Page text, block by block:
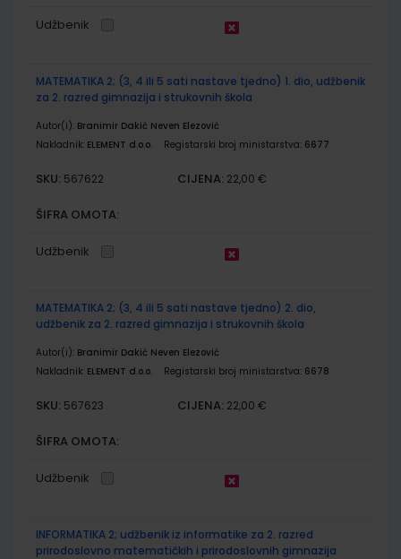
Udžbenik
MATEMATIKA 2; (3, 4 ili 5 sati nastave tjedno) 1. dio, udžbenik
za 2. razred gimnazija i strukovnih škola
Autor(i): Branimir Dakić Neven Elezović
Nakladnik: ELEMENT d.o.o. Registarski broj ministarstva: 6677
SKU: 567622 CIJENA: 22,00 €
ŠIFRA OMOTA:
Udžbenik
MATEMATIKA 2; (3, 4 ili 5 sati nastave tjedno) 2. dio,
udžbenik za 2. razred gimnazija i strukovnih škola
Autor(i): Branimir Dakić Neven Elezović
Nakladnik: ELEMENT d.o.o. Registarski broj ministarstva: 6678
SKU: 567623 CIJENA: 22,00 €
ŠIFRA OMOTA:
Udžbenik
INFORMATIKA 2; udžbenik iz informatike za 2. razred
prirodoslovno matematičkih i prirodoslovnih gimnazija